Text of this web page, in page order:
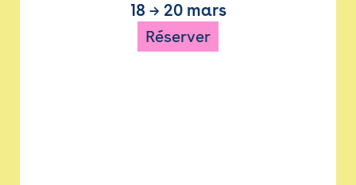
18 → 20 mars
Réserver